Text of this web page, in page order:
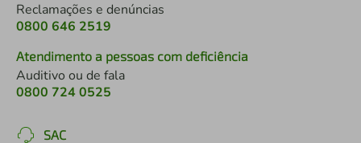
Reclamações e denúncias
0800 646 2519
Atendimento a pessoas com deficiência
Auditivo ou de fala
0800 724 0525
SAC